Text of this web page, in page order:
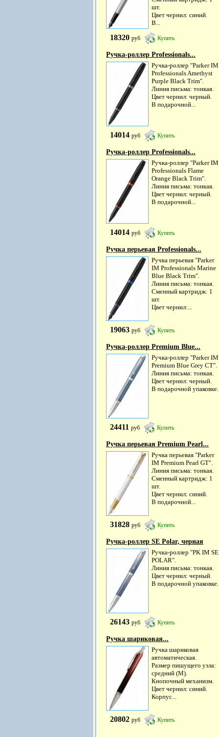
шт.
Цвет чернил: синий.
В...
18320 руб Купить
Ручка-роллер Professionals...
Ручка-роллер "Parker IM
Professionals Amethyst
Purple Black Trim".
Линия письма: тонкая.
Цвет чернил: черный.
В подарочной...
14014 руб Купить
Ручка-роллер Professionals...
Ручка-роллер "Parker IM
Professionals Flame
Orange Black Trim".
Линия письма: тонкая.
Цвет чернил: черный.
В подарочной...
14014 руб Купить
Ручка перьевая Professionals...
Ручка перьевая "Parker
IM Professionals Marine
Blue Black Trim".
Линия письма: тонкая.
Сменный картридж: 1
шт.
Цвет чернил:...
19063 руб Купить
Ручка-роллер Premium Blue...
Ручка-роллер "Parker IM
Premium Blue Grey CT".
Линия письма: тонкая.
Цвет чернил: черный.
В подарочной упаковке.
24411 руб Купить
Ручка перьевая Premium Pearl...
Ручка перьевая "Parker
IM Premium Pearl GT".
Линия письма: тонкая.
Сменный картридж: 1
шт.
Цвет чернил: синий.
В подарочной...
31828 руб Купить
Ручка-роллер SE Polar, черная
Ручка-роллер "PK IM SE
POLAR".
Линия письма: тонкая.
Цвет чернил: черный.
В подарочной упаковке.
26143 руб Купить
Ручка шариковая...
Ручка шариковая
автоматическая.
Размер пишущего узла:
средний (M).
Кнопочный механизм.
Цвет чернил: синий.
Корпус...
20802 руб Купить